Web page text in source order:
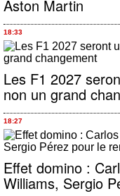
Aston Martin
18:33
Les F1 2027
non un grand
18:27
Effet domino :
Williams, Sergio